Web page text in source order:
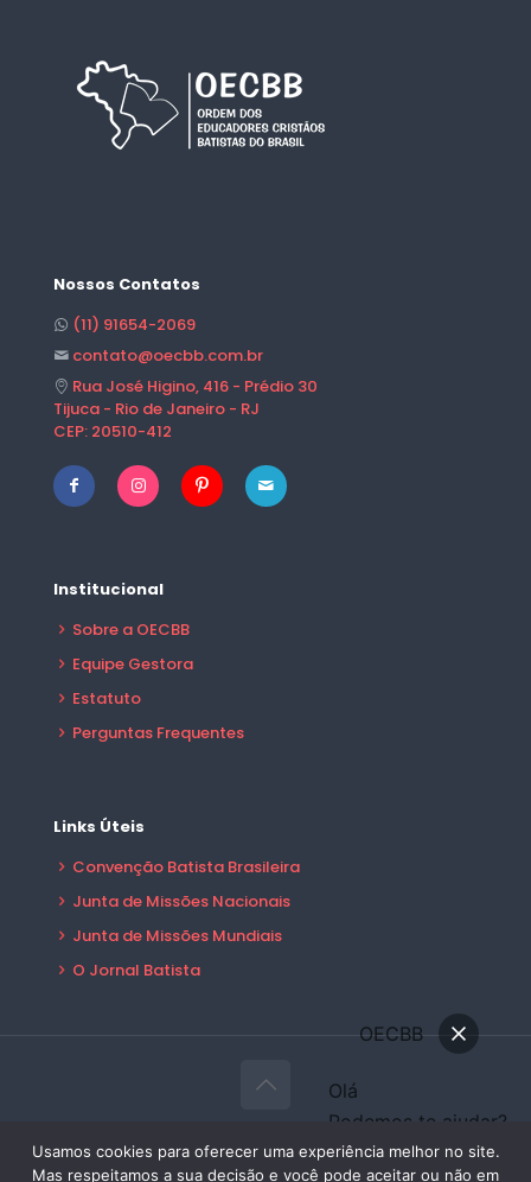
Nossos Contatos
(11) 91654-2069
contato@oecbb.com.br
Rua José Higino, 416 - Prédio 30
Tijuca - Rio de Janeiro - RJ
CEP: 20510-412
Institucional
Sobre a OECBB
Equipe Gestora
Estatuto
Perguntas Frequentes
Links Úteis
Convenção Batista Brasileira
Junta de Missões Nacionais
Junta de Missões Mundiais
O Jornal Batista
Desenvolvido por:Sales Publicidade
OECBB
Olá
Podemos te ajudar?
Conversar
Usamos cookies para oferecer uma experiência melhor no site.
Mas respeitamos a sua decisão e você pode aceitar ou não em